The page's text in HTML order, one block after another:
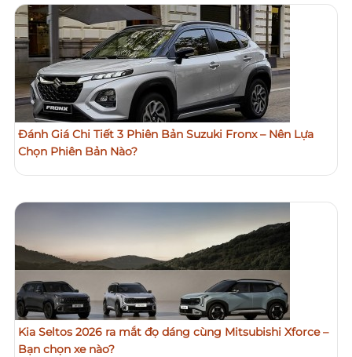
Đánh Giá Chi Tiết 3 Phiên Bản Suzuki Fronx – Nên Lựa
Chọn Phiên Bản Nào?
Kia Seltos 2026 ra mắt đọ dáng cùng Mitsubishi Xforce –
Bạn chọn xe nào?